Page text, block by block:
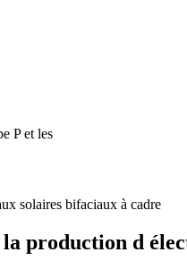
P et les
solaires bifaciaux à cadre
la production d